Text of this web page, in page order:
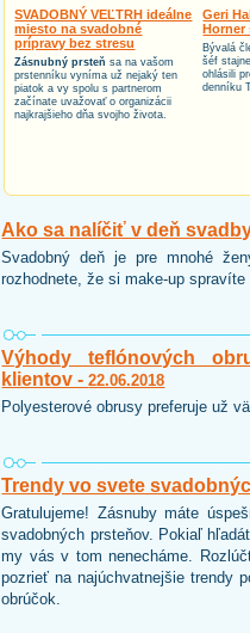
SVADOBNÝ VEĽTRH ideálne
miesto na svadobné
prípravy bez stresu
Zásnubný prsteň sa na vašom
prstenníku vyníma už nejaký ten
piatok a vy spolu s partnerom
začínate uvažovať o organizácii
najkrajšieho dňa svojho života.
Geri
Horner
Bývalá
šéf
ohlásili
denníku
Ako sa nalíčiť v deň
Svadobný deň je pre mnohé
rozhodnete, že si make-up
Výhody teflónových
klientov -22.06.2018
Polyesterové obrusy preferuje už
Trendy vo svete
Gratulujeme! Zásnuby máte
svadobných prsteňov. Pokiaľ
my vás v tom nenecháme.
pozrieť na najúchvatnejšie trendy
obrúčok.